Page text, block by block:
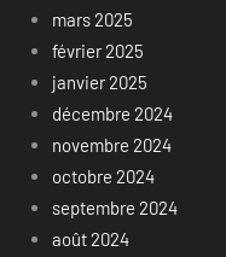
mars 2025
février 2025
janvier 2025
décembre 2024
novembre 2024
octobre 2024
septembre 2024
août 2024